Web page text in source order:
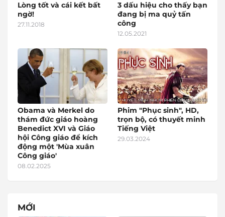
Lòng tốt và cái kết bất
ngờ!
27.11.2018
3 dấu hiệu cho thấy bạn
đang bị ma quỷ tấn
công
12.05.2021
Obama và Merkel do
thám đức giáo hoàng
Benedict XVI và Giáo
hội Công giáo để kích
động một 'Mùa xuân
Công giáo'
08.02.2025
Phim "Phục sinh", HD,
trọn bộ, có thuyết minh
Tiếng Việt
29.03.2024
MỚI